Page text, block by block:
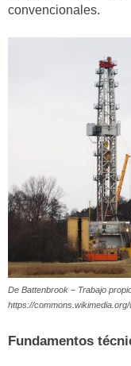
convencionales.
De Battenbrook – Trabajo
https://
Fundamentos